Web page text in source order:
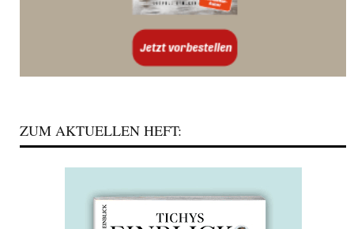
ZUM AKTUELLEN HEFT: